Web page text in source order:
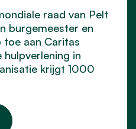
raad van Pelt
burgemeester en
toe aan Caritas
in
krijgt 1000